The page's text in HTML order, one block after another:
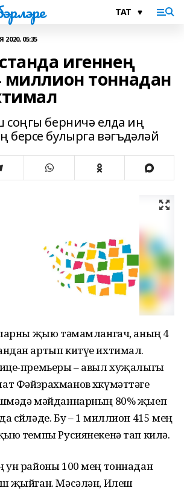
2020, 05:35
игеннең
тоннадан
берничә елда иң
берсе булырга вәгъдәләй
җыю тәмамлангач, аның 4
артып китүе ихтимал.
премьеры – авыл хуҗалыгы
Фәйзрахманов хөкүмәттәге
мәйданнарның 80% җыеп
сөйләде. Бу – 1 миллион 415 мең
темпы Русиянекенә тап килә.
ун районы 100 мең тоннадан
җыйган. Мәсәлән, Илеш